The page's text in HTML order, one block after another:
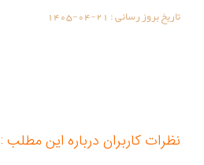
تاریخ بروز رسانی : 1405-04-21
نظرات کاربران درباره این مطلب :